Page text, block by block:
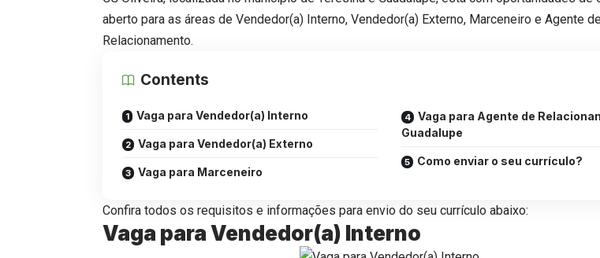
aberto para as áreas de Vendedor(a) Interno, Vendedor(a) Externo, Marceneiro e Agente
Relacionamento.
Contents
Vaga para Vendedor(a) Interno
Vaga para Vendedor(a) Externo
Vaga para Marceneiro
Vaga para Agente de
Guadalupe
Como enviar o seu currículo?
Confira todos os requisitos e informações para envio do seu currículo abaixo:
Vaga para Vendedor(a) Interno